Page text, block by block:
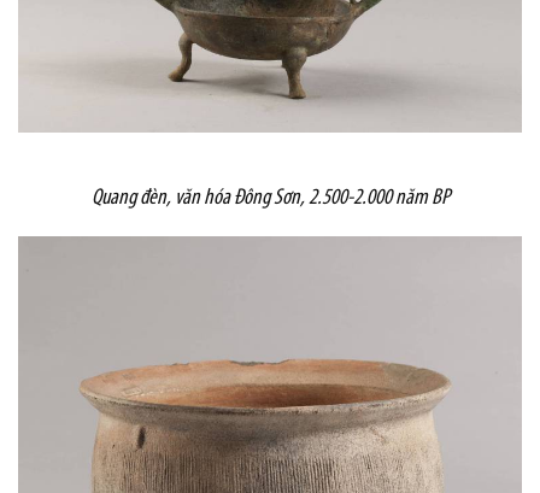
Quang đèn, văn hóa Đông Sơn, 2.500-2.000 năm BP